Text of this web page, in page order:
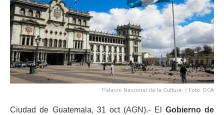
Palacio Nacional de la Cultura. / Foto: DCA
Ciudad de Guatemala, 31 oct (AGN).- El Gobierno de